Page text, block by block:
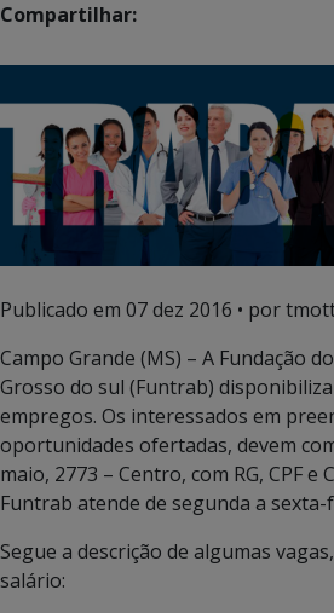
Compartilhar:
Publicado em 07 dez 2016 • por
Campo Grande (MS) – A Fundação
Grosso do sul (Funtrab)
empregos. Os interessados em
oportunidades ofertadas, devem
maio, 2773 – Centro, com RG, CPF
Funtrab atende de segunda a sexta-
Segue a descrição de algumas
salário: